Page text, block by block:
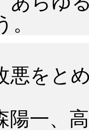
悪をと
陽一、